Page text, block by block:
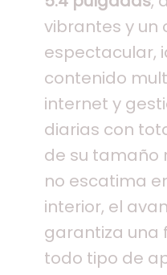
vibrantes y un
espectacular,
contenido
internet y
diarias con
de su tamaño
no escatima
interior, el
garantiza una
todo tipo de